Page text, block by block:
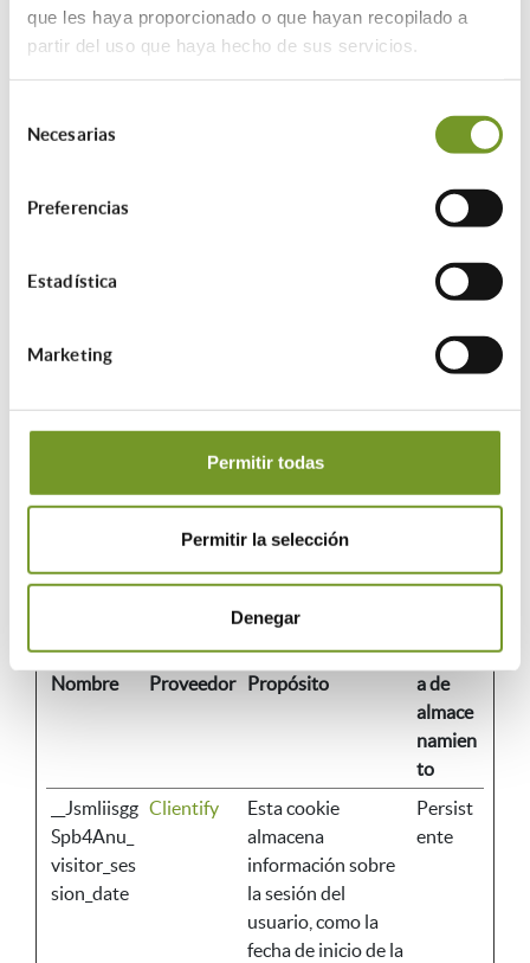
que les haya proporcionado o que hayan recopilado a
partir del uso que haya hecho de sus servicios.
Necesarias
Preferencias
Estadística
Marketing
Permitir todas
Permitir la selección
Denegar
_ga_# Google
Se utiliza para
enviar datos a
Google Analytics
2 años
Las cookies de marketing se utilizan para rastrear a los
visitantes en las páginas web. La intención es mostrar
anuncios relevantes y atractivos para el usuario
editores y terceros anunciantes.
Nombre Proveedor Propósito
máxim
a de
almace
namien
to
__Jsmliisgg
Spb4Anu_
visitor_ses
sion_date
Clientify
Esta cookie
almacena
información sobre
la sesión del
usuario, como la
fecha de inicio de la
Persist
ente